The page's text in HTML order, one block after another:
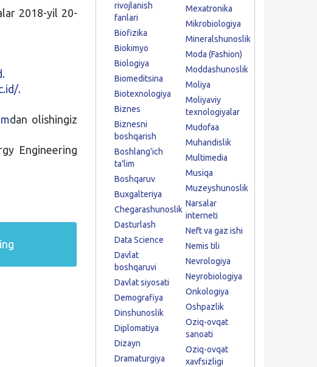
2018-yil 20-
.
dan olishingiz
Engineering
rivojlanish
fanlari
Biofizika
Biokimyo
Biologiya
Biomeditsina
Biotexnologiya
Biznes
Biznesni
boshqarish
Boshlang'ich
ta'lim
Boshqaruv
Buxgalteriya
Chegarashunoslik
Dasturlash
Data Science
Davlat
boshqaruvi
Davlat siyosati
Demografiya
Dinshunoslik
Diplomatiya
Dizayn
Dramaturgiya
Mexatronika
Mikrobiologiya
Mineralshunoslik
Moda (Fashion)
Moddashunoslik
Moliya
Moliyaviy
texnologiyalar
Mudofaa
Muhandislik
Multimedia
Musiqa
Muzeyshunoslik
Narsalar
interneti
Neft va gaz ishi
Nemis tili
Nevrologiya
Neyrobiologiya
Onkologiya
Oshpazlik
Oziq-ovqat
sanoati
Oziq-ovqat
xavfsizligi